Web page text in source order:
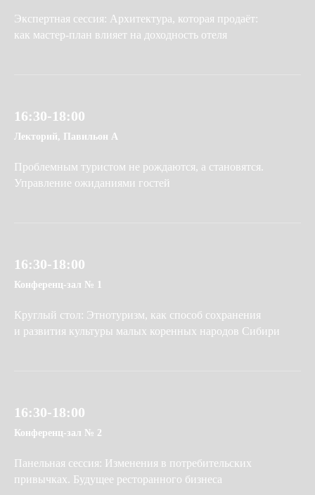
Экспертная сессия: Архитектура, которая продаёт:
как мастер-план влияет на доходность отеля
16:30-18:00
Лекторий, Павильон А
Проблемным туристом не рождаются, а становятся.
Управление ожиданиями гостей
16:30-18:00
Конференц-зал № 1
Круглый стол: Этнотуризм, как способ сохранения
и развития культуры малых коренных народов Сибири
16:30-18:00
Конференц-зал № 2
Панельная сессия: Изменения в потребительских
привычках. Будущее ресторанного бизнеса